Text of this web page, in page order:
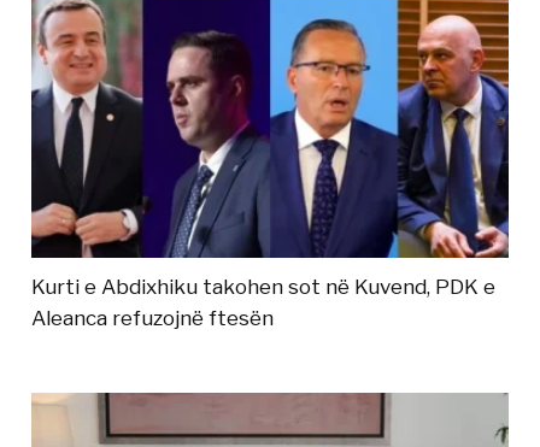
Kurti e Abdixhiku takohen sot në Kuvend, PDK e
Aleanca refuzojnë ftesën